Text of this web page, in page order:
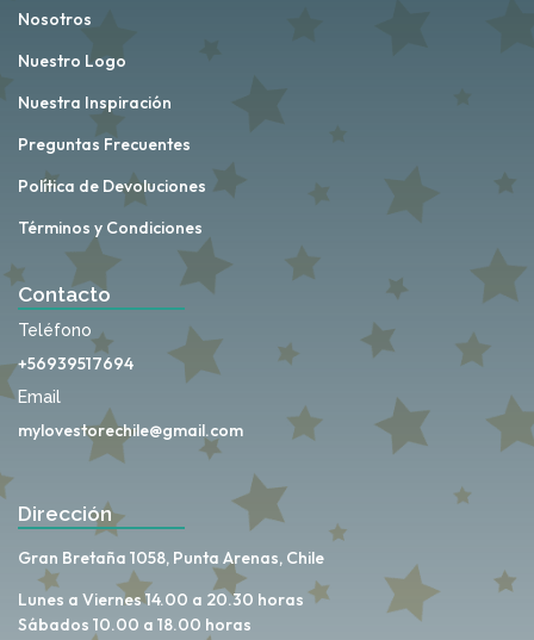
Nosotros
Nuestro Logo
Nuestra Inspiración
Preguntas Frecuentes
Política de Devoluciones
Términos y Condiciones
Contacto
Teléfono
+56939517694
Email
mylovestorechile@gmail.com
Dirección
Gran Bretaña 1058, Punta Arenas, Chile
Lunes a Viernes 14.00 a 20.30 horas
Sábados 10.00 a 18.00 horas